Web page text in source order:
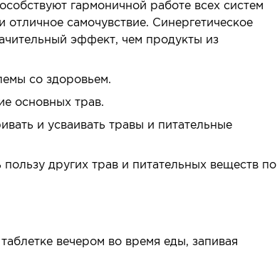
гармоничной работе всех систем
самочувствие. Синергетическое
эффект, чем продукты из
со здоровьем.
основных трав.
и усваивать травы и питательные
других трав и питательных веществ по
вечером во время еды, запивая